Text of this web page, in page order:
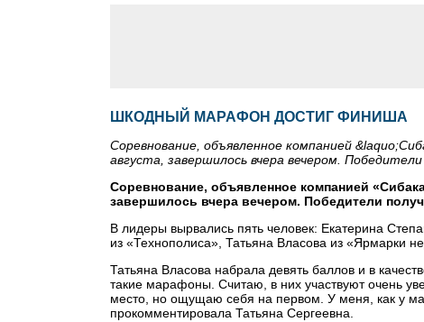
ШКОДНЫЙ МАРАФОН ДОСТИГ ФИНИША
Соревнование, объявленное компанией
августа, завершилось вчера вечером.
Соревнование, объявленное компанией
завершилось вчера вечером. Победители
В лидеры вырвались пять человек: Екатерина
из «Технополиса», Татьяна Власова из «Ярмарки
Татьяна Власова набрала девять баллов и в
такие марафоны. Считаю, в них участвуют очень
место, но ощущаю себя на первом. У меня, как у
прокомментировала Татьяна Сергеевна.